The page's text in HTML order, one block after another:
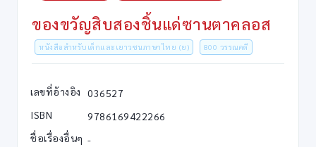
ของขวัญสิบสองชิ้นแด่ซานตาคลอส
หนังสือสำหรับเด็กและเยาวชนภาษาไทย (ย) 800 วรรณคดี
เลขที่อ้างอิง
036527
ISBN
9786169422266
ชื่อเรื่องอื่นๆ -